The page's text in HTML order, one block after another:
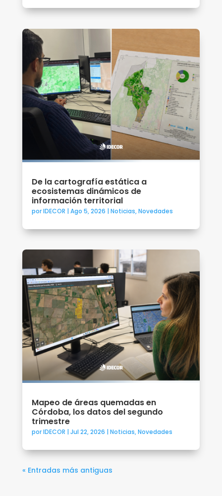
De la cartografía estática a
ecosistemas dinámicos de
información territorial
porIDECOR | Ago 5, 2026 | Noticias,Novedades
Mapeo de áreas quemadas en
Córdoba, los datos del segundo
trimestre
porIDECOR | Jul 22, 2026 | Noticias,Novedades
« Entradas más antiguas